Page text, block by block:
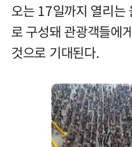
오는 17일까지 열리는
로 구성돼 관광객들에
것으로 기대된다.